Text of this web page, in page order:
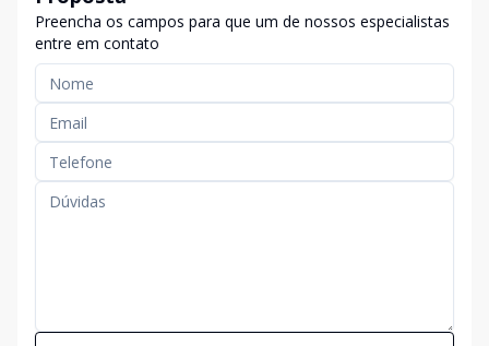
Preencha os campos para que um de nossos especialistas
entre em contato